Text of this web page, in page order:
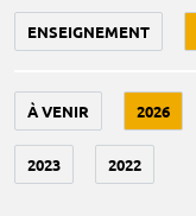
ENSEIGNEMENT
À VENIR 2026
2023 2022